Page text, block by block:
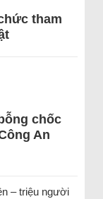
tham
chốc
An
– triệu người